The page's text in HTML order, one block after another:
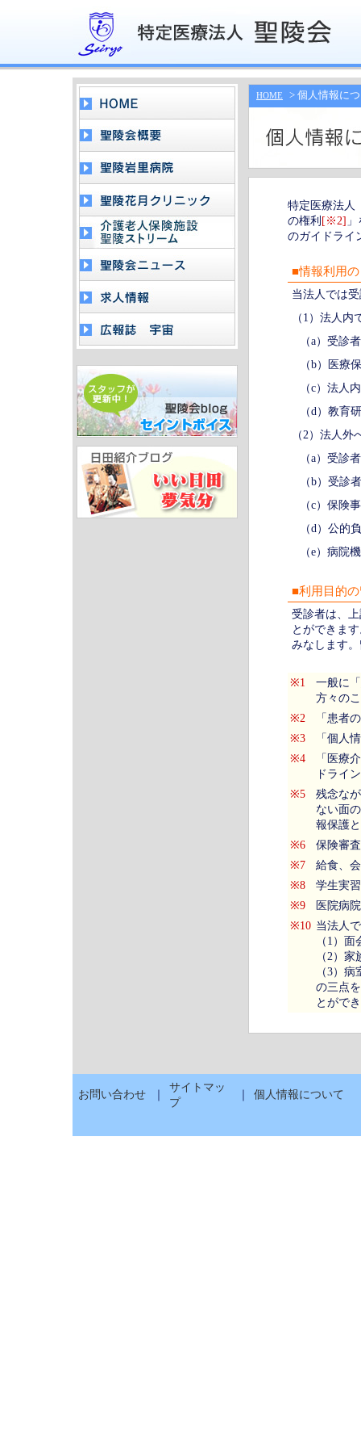
HOME > 個人情報に
特定医療法
の権利 [※2]
のガイドライ
■情報利用
当法人では
（1）法人内
（a）受診
（b）医療
（c）法人
（d）教育
（2）法人外
（a）受診
（b）受診
（c）保険
（d）公的
（e）病院
■利用目的
受診者は、
とができま
みなします
※1
一般に
方々の
※2
「患者
※3
「個人
※4
「医療
ドライ
※5
残念な
ない面
報保護
※6
保険審
※7
給食、
※8
学生実
※9
医院病
※10 当法人
（1）
（2）
（3）
の三点
とがで
お問い合わせ
サイトマッ
プ
個人情報について